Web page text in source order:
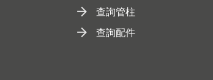
查詢管柱
查詢配件